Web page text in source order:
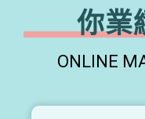
你業
ONLINE